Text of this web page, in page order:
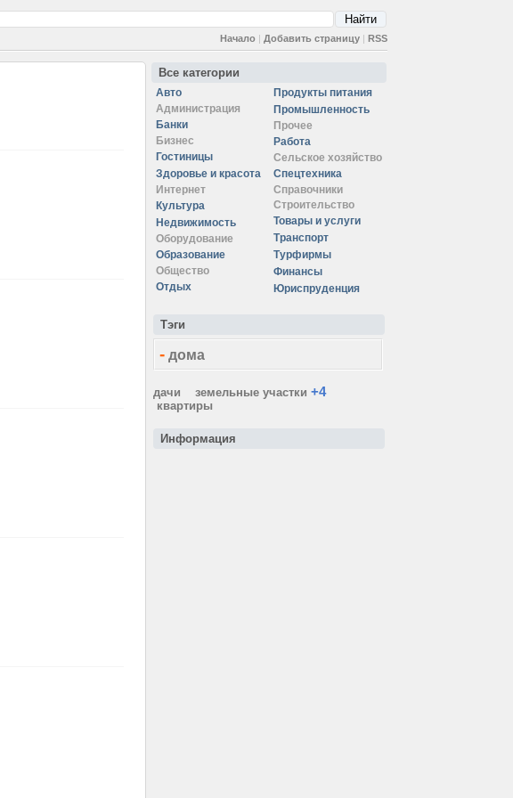
Начало | Добавить страницу | RSS
Все категории
Авто
Администрация
Банки
Бизнес
Гостиницы
Здоровье и красота
Интернет
Культура
Недвижимость
Оборудование
Образование
Общество
Отдых
Продукты питания
Промышленность
Прочее
Работа
Сельское хозяйство
Спецтехника
Справочники
Строительство
Товары и услуги
Транспорт
Турфирмы
Финансы
Юриспруденция
Тэги
- дома
дачи земельные участки +4
квартиры
Информация